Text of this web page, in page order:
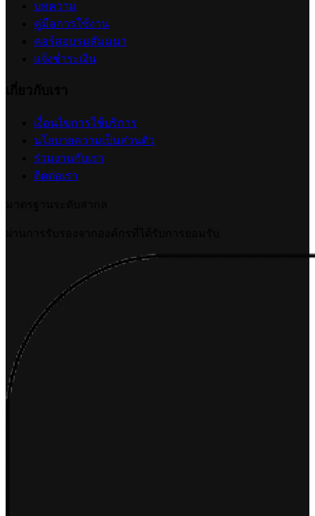
การตั้งค่าจำกัดจำนวนสั่งซื้อสินค้าต่อออเดอร์
2026-07-09 18:06:16